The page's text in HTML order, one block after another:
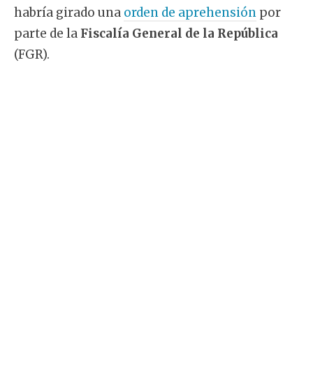
habría girado una orden de aprehensión por
parte de la Fiscalía General de la República
(FGR).